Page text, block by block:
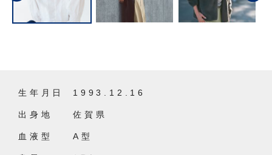
生年月日 1993.12.16
出身地 佐賀県
血液型 A型